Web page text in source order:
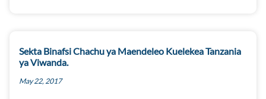
Sekta Binafsi Chachu ya Maendeleo Kuelekea Tanzania
ya Viwanda.
May 22, 2017